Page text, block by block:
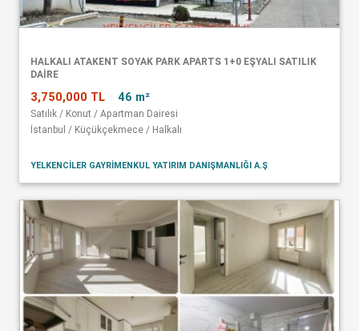
HALKALI ATAKENT SOYAK PARK APARTS 1+0 EŞYALI SATILIK
DAİRE
3,750,000 TL 46 m²
Satılık / Konut / Apartman Dairesi
İstanbul / Küçükçekmece / Halkalı
YELKENCİLER GAYRİMENKUL YATIRIM DANIŞMANLIĞI A.Ş